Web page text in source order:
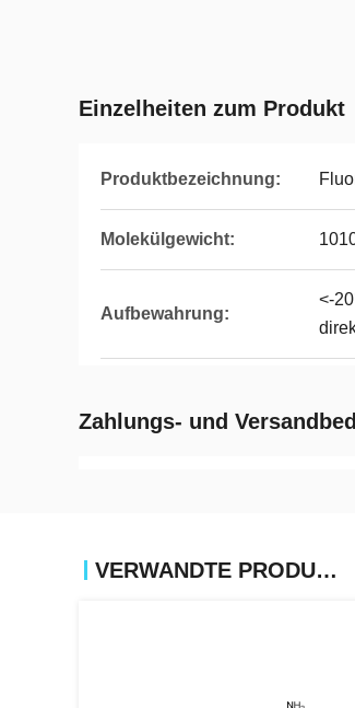
Einzelheiten zum Produkt
Produktbezeichnung:
Molekülgewicht:
Aufbewahrung:
<-
Zahlungs- und
VERWANDTE PRODUKTE